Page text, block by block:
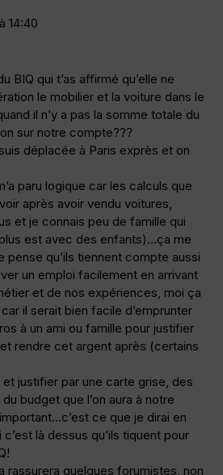
14:40
BIQ qui t’as affirmé qu’elle ne
le mobilier et la voiture dans le
il n’y a pas la somme totale du
sur notre compte???
déplacée à Paris exprès et on
paru logique car les calculs que
après avoir vendu voitures,
et je connais peu de famille qui
est avec des enfants)…ça me
pense qu’ils tiennent compte aussi
un emploi facilement en arrivant
et de nos expériences, moi ça
il serait bien facile d’emprunter
à un ami ou famille pour justifier
rendre cet argent après (certains
et justifier par une carte grise, des
budget que l’on aura à notre
ce que je dirai en
là dessus qu’ils tiquent pour
rassurera quelques forumistes, non